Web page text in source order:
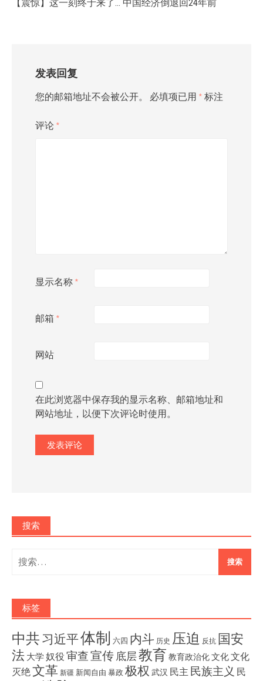
【震惊】这一刻终于来了… 中国经济倒退回24年前
发表回复
您的邮箱地址不会被公开。 必填项已用 * 标注
评论 *
显示名称 *
邮箱 *
网站
在此浏览器中保存我的显示名称、邮箱地址和
网站地址，以便下次评论时使用。
搜索
搜
索：
标签
中共习近平体制 六四 内斗 历史 压迫 反抗 国安
法 大学 奴役 审查宣传底层教育 教育政治化文化文化
灭绝文革 新疆 新闻自由 暴政 极权 武汉 民主 民族主义 民